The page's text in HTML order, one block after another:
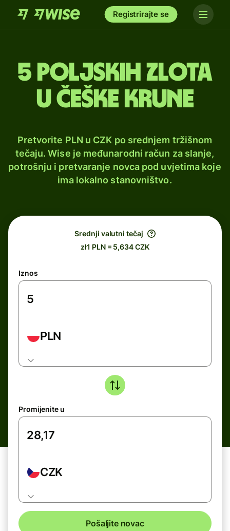
Registrirajte se
5 poljskih zlota
u češke krune
Pretvorite PLN u CZK po srednjem tržišnom
tečaju. Wise je međunarodni račun za slanje,
potrošnju i pretvaranje novca pod uvjetima koje
ima lokalno stanovništvo.
Srednji valutni tečaj
zł1 PLN = 5,634 CZK
Iznos
PLN
Promijenite u
CZK
Pošaljite novac